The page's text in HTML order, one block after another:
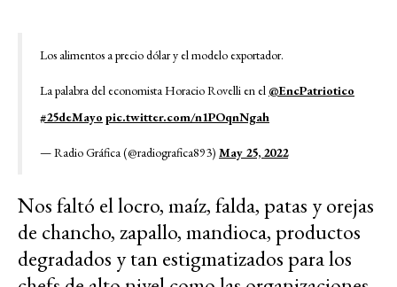
Los alimentos a precio dólar y el modelo exportador.
La palabra del economista Horacio Rovelli en el @EncPatriotico
#25deMayo pic.twitter.com/n1POqnNgah
— Radio Gráfica (@radiografica893) May 25, 2022
Nos faltó el locro, maíz, falda, patas y orejas
de chancho, zapallo, mandioca, productos
degradados y tan estigmatizados para los